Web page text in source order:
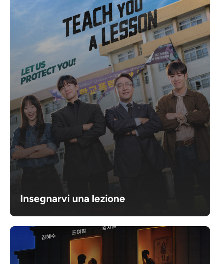
Insegnarvi una lezione